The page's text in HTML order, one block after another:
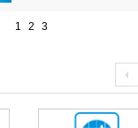
1 2 3